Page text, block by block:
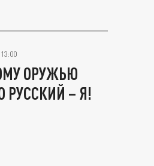
ОРУЖЬЮ
РУССКИЙ – Я!